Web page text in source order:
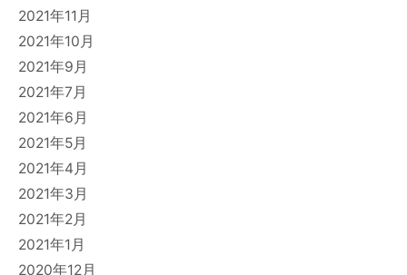
2021年11月
2021年10月
2021年9月
2021年7月
2021年6月
2021年5月
2021年4月
2021年3月
2021年2月
2021年1月
2020年12月